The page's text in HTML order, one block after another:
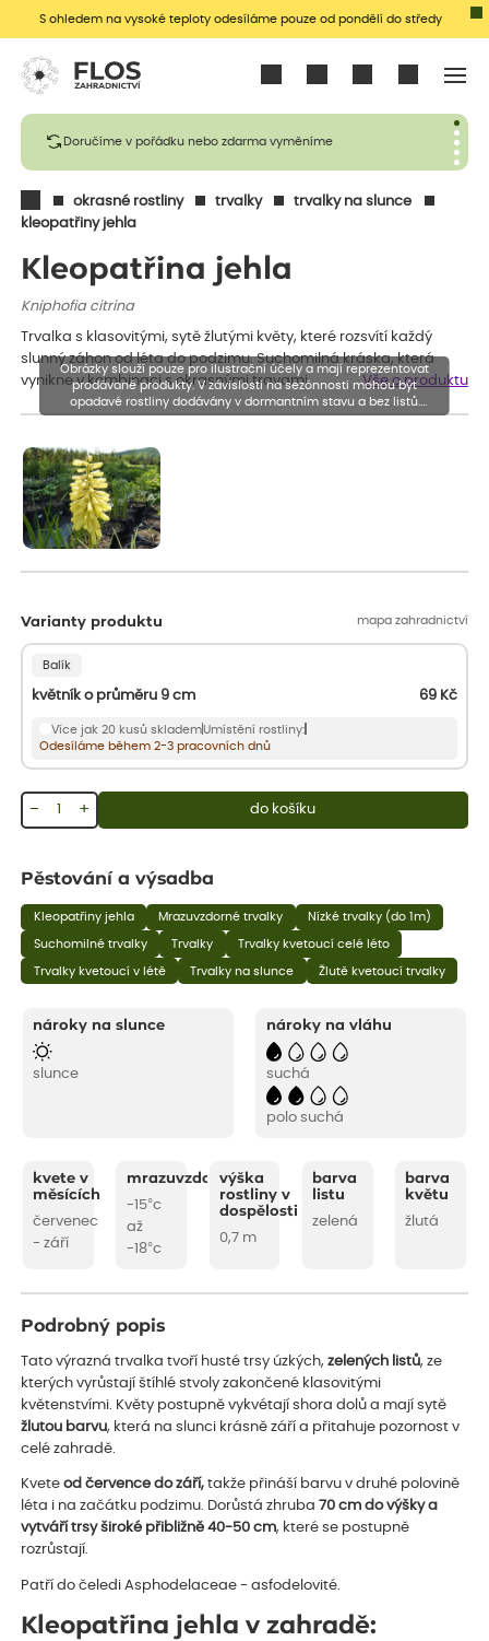
S ohledem na vysoké teploty odesíláme pouze od pondělí do středy
Doručíme v pořádku nebo zdarma vyměníme
okrasné rostliny trvalky
trvalky na slunce
kleopatřiny jehla
Kleopatřina jehla
Kniphofia citrina
Trvalka s klasovitými, sytě žlutými květy, které rozsvítí každý
slunný záhon od léta do podzimu. Suchomilná kráska, která
vynikne v kombinaci s okrasnými travami.
Vše o produktu
Varianty produktu mapa zahradnictví
Balík
květník o průměru 9 cm 69 Kč
Více jak 20 kusů sklademUmístění rostliny:
Odesíláme během 2-3 pracovních dnů
+
− do košíku
Obrázky slouží pouze pro ilustrační účely a mají reprezentovat
prodávané produkty. V závislosti na sezónnosti mohou být
opadavé rostliny dodávány v dormantním stavu a bez listů.
Rostliny mohou být také sestřiženy níže, než je uvedená výška,
Pěstování a výsadba
Kleopatřiny jehla Mrazuvzdorné trvalky Nízké trvalky (do 1m)
Suchomilné trvalky Trvalky Trvalky kvetoucí celé léto
Trvalky kvetoucí v létě Trvalky na slunce Žlutě kvetoucí trvalky
nároky na slunce
slunce
nároky na vláhu
suchá
polo suchá
kvete v
měsících
červenec
- září
mrazuvzdornost
-15°c
až
-18°c
výška
rostliny v
dospělosti
0,7 m
barva
listu
zelená
barva
květu
žlutá
Podrobný popis
Tato výrazná trvalka tvoří husté trsy úzkých,zelených listů, ze
kterých vyrůstají štíhlé stvoly zakončené klasovitými
květenstvími. Květy postupně vykvétají shora dolů a mají sytě
žlutou barvu, která na slunci krásně září a přitahuje pozornost v
celé zahradě.
Kveteod července do září, takže přináší barvu v druhé polovině
léta i na začátku podzimu. Dorůstá zhruba 70 cm do výšky a
vytváří trsy široké přibližně 40-50 cm, které se postupně
rozrůstají.
Patří do čeledi Asphodelaceae - asfodelovité.
Kleopatřina jehla v zahradě: